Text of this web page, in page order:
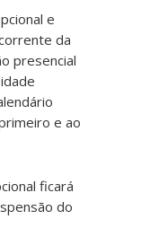
e
da
presencial
e ao
ficará
do